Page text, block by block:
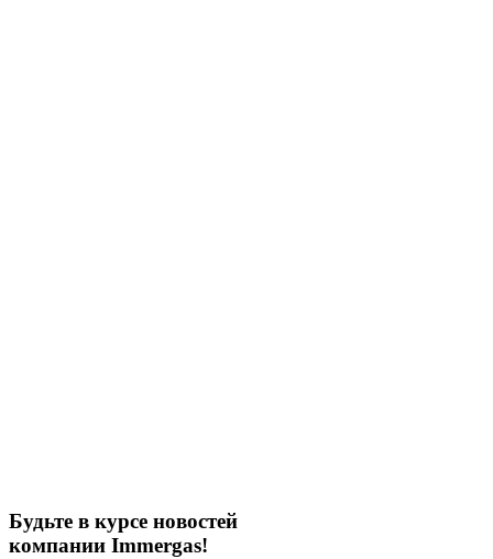
Будьте в курсе новостей
компании Immergas!